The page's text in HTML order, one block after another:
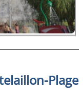
Plage